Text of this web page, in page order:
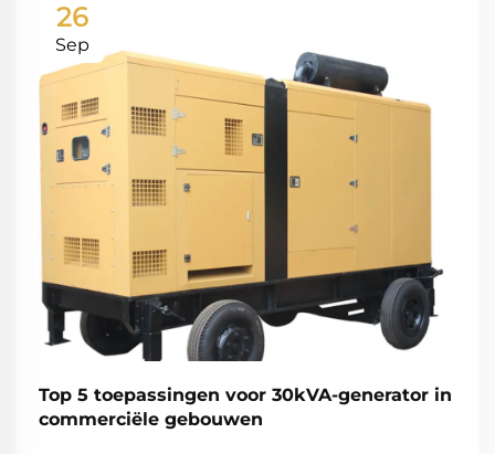
26
Sep
Top 5 toepassingen voor 30kVA-generator in
commerciële gebouwen